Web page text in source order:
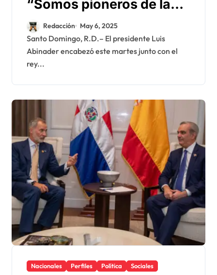
“Somos pioneros de la
justicia en el continente,
y eso nos compromete a
defenderla y mejorarla
cada día”
Redacción May 6, 2025
Santo Domingo, R.D.– El presidente Luis
Abinader encabezó este martes junto con el
rey...
Nacionales Perfiles Política Sociales